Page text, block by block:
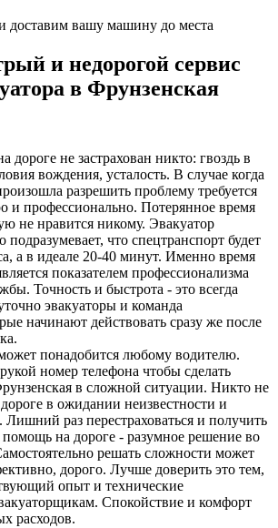
доставим вашу машину до места
и недорогой сервис
в Фрунзенская
дороге не застрахован никто: гвоздь в
вождения, усталость. В случае когда
разрешить проблему требуется
и профессионально. Потерянное время
не нравится никому. Эвакуатор
подразумевает, что спецтранспорт будет
а в идеале 20-40 минут. Именно время
показателем профессионализма
Точность и быстрота - это всегда
эвакуаторы и команда
начинают действовать сразу же после
понадобится любому водителю.
номер телефона чтобы сделать
в сложной ситуации. Никто не
в ожидании неизвестности и
раз перестраховаться и получить
на дороге - разумное решение во
решать сложности может
дорого. Лучше доверить это тем,
опыт и технические
Спокойствие и комфорт
расходов.